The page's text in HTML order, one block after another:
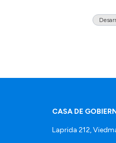
CASA DE
Laprida 212,